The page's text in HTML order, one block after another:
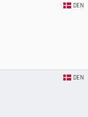
DEN
DEN